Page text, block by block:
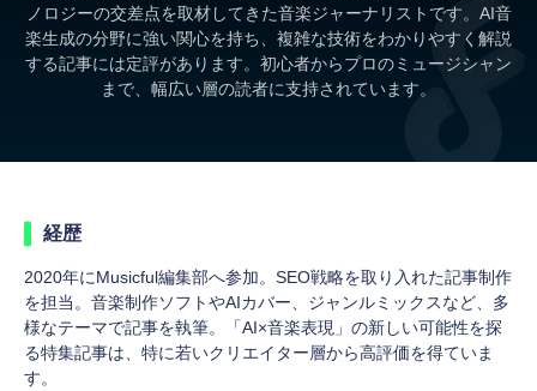
ノロジーの交差点を取材してきた音楽ジャーナリストです。AI音
楽生成の分野に強い関心を持ち、複雑な技術をわかりやすく解説
する記事には定評があります。初心者からプロのミュージシャン
まで、幅広い層の読者に支持されています。
経歴
2020年にMusicful編集部へ参加。SEO戦略を取り入れた記事制作
を担当。音楽制作ソフトやAIカバー、ジャンルミックスなど、多
様なテーマで記事を執筆。「AI×音楽表現」の新しい可能性を探
る特集記事は、特に若いクリエイター層から高評価を得ていま
す。